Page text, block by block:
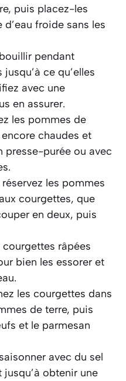
puis placez-les
froide sans les
pendant
ce qu’elles
avec une
en assurer.
les pommes de
chaudes et
presse-purée ou avec
les pommes
courgettes, que
en deux, puis
râpées
bien les essorer et
les courgettes dans
de terre, puis
et le parmesan
avec du sel
obtenir une